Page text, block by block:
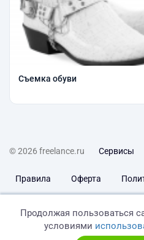
Съемка обуви
© 2026 freelance.ru Сервисы
Правила Оферта
Продолжая пользоваться
условиями